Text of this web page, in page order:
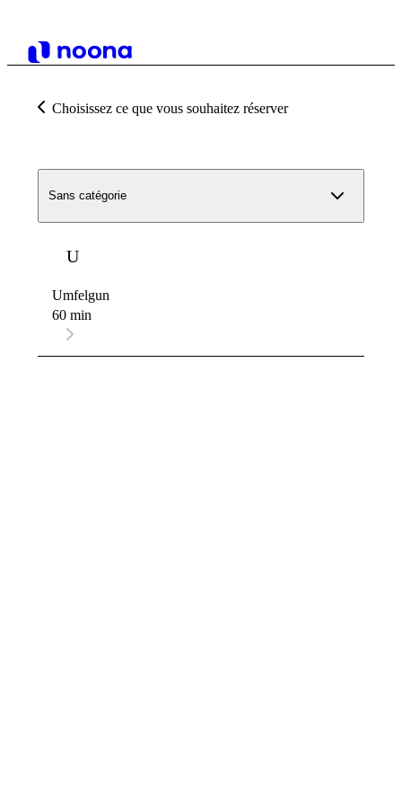
Choisissez ce que vous souhaitez réserver
Sans catégorie
U
Umfelgun
60 min